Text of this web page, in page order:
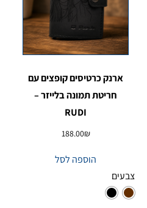
ארנק כרטיסים קופצים עם
חריטת תמונה בלייזר –
RUDI
188.00₪
הוספה לסל
צבעים